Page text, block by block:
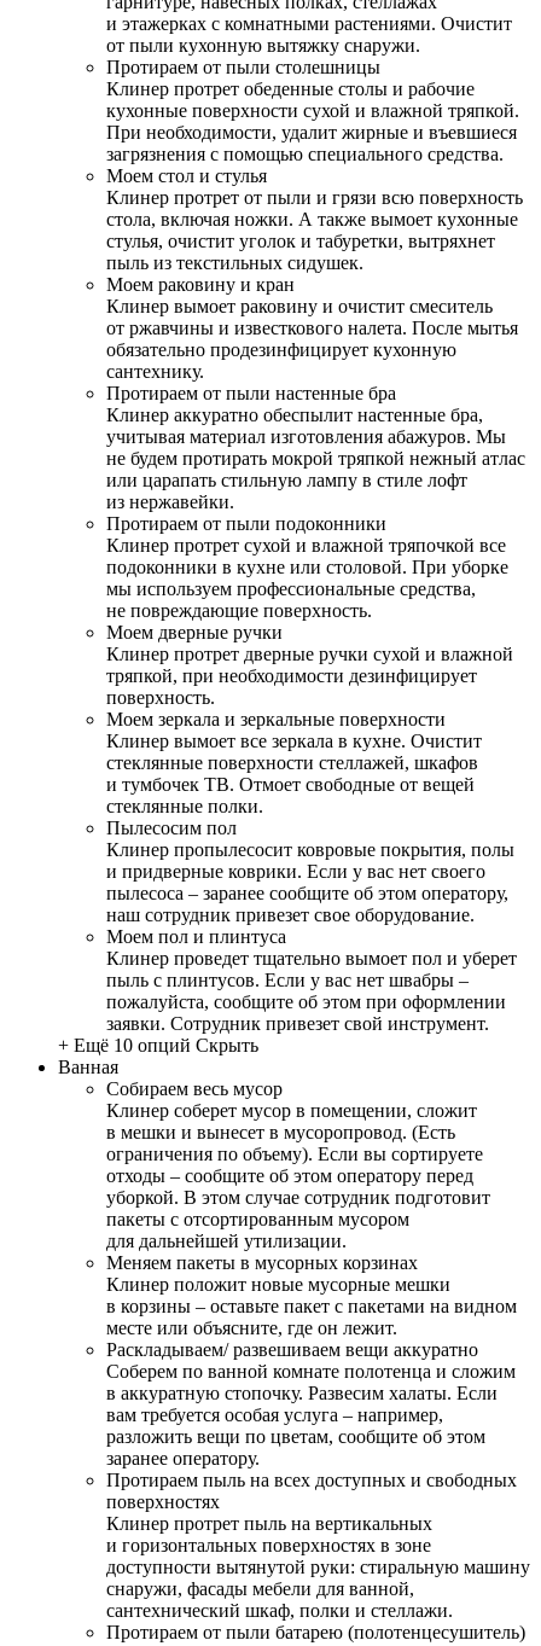
и этажерках с комнатными растениями. Очистит
от пыли кухонную вытяжку снаружи.
Протираем от пыли столешницы
Клинер протрет обеденные столы и рабочие
кухонные поверхности сухой и влажной тряпкой.
При необходимости, удалит жирные и въевшиеся
загрязнения с помощью специального средства.
Моем стол и стулья
Клинер протрет от пыли и грязи всю поверхность
стола, включая ножки. А также вымоет кухонные
стулья, очистит уголок и табуретки, вытряхнет
пыль из текстильных сидушек.
Моем раковину и кран
Клинер вымоет раковину и очистит смеситель
от ржавчины и известкового налета. После мытья
обязательно продезинфицирует кухонную
сантехнику.
Протираем от пыли настенные бра
Клинер аккуратно обеспылит настенные бра,
учитывая материал изготовления абажуров. Мы
не будем протирать мокрой тряпкой нежный атлас
или царапать стильную лампу в стиле лофт
из нержавейки.
Протираем от пыли подоконники
Клинер протрет сухой и влажной тряпочкой все
подоконники в кухне или столовой. При уборке
мы используем профессиональные средства,
не повреждающие поверхность.
Моем дверные ручки
Клинер протрет дверные ручки сухой и влажной
тряпкой, при необходимости дезинфицирует
поверхность.
Моем зеркала и зеркальные поверхности
Клинер вымоет все зеркала в кухне. Очистит
стеклянные поверхности стеллажей, шкафов
и тумбочек ТВ. Отмоет свободные от вещей
стеклянные полки.
Пылесосим пол
Клинер пропылесосит ковровые покрытия, полы
и придверные коврики. Если у вас нет своего
пылесоса – заранее сообщите об этом оператору,
наш сотрудник привезет свое оборудование.
Моем пол и плинтуса
Клинер проведет тщательно вымоет пол и уберет
пыль с плинтусов. Если у вас нет швабры –
пожалуйста, сообщите об этом при оформлении
заявки. Сотрудник привезет свой инструмент.
+ Ещё 10 опций Скрыть
Ванная
Собираем весь мусор
Клинер соберет мусор в помещении, сложит
в мешки и вынесет в мусоропровод. (Есть
ограничения по объему). Если вы сортируете
отходы – сообщите об этом оператору перед
уборкой. В этом случае сотрудник подготовит
пакеты с отсортированным мусором
для дальнейшей утилизации.
Меняем пакеты в мусорных корзинах
Клинер положит новые мусорные мешки
в корзины – оставьте пакет с пакетами на видном
месте или объясните, где он лежит.
Раскладываем/ развешиваем вещи аккуратно
Соберем по ванной комнате полотенца и сложим
в аккуратную стопочку. Развесим халаты. Если
вам требуется особая услуга – например,
разложить вещи по цветам, сообщите об этом
заранее оператору.
Протираем пыль на всех доступных и свободных
поверхностях
Клинер протрет пыль на вертикальных
и горизонтальных поверхностях в зоне
доступности вытянутой руки: стиральную машину
снаружи, фасады мебели для ванной,
сантехнический шкаф, полки и стеллажи.
Протираем от пыли батарею (полотенцесушитель)